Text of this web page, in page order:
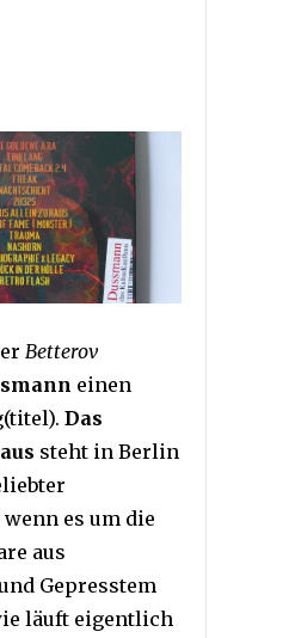
Betterov
einen
Das
steht in Berlin
es um die
aus
Gepresstem
läuft eigentlich